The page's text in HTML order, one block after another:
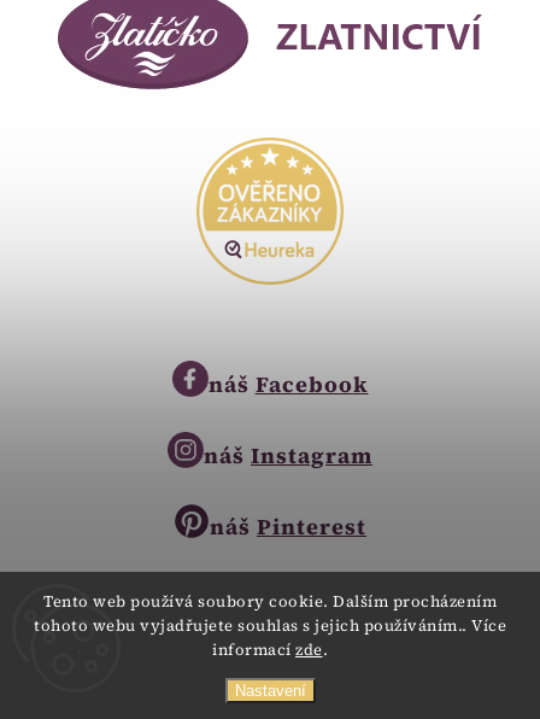
Tento web používá soubory cookie. Dalším procházením
tohoto webu vyjadřujete souhlas s jejich používáním.. Více
informací zde.
Nastavení
obchod@zlatnictvi-zlaticko.cz
náš Facebook
náš Instagram
náš Pinterest
Copyright © 2023
Všechna práva vyhrazena.